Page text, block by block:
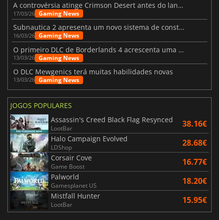
A controvérsia atinge Crimson Desert antes do lançamento
17/03/26 Gaming News
Subnautica 2 apresenta um novo sistema de construção de bases
16/03/26 Gaming News
O primeiro DLC de Borderlands 4 acrescenta uma nova personagem e muito mais
13/03/26 Gaming News
O DLC Mewgenics terá muitas habilidades novas
13/03/26 Gaming News
JOGOS POPULARES
Assassin's Creed Black Flag Resynced
LootBar 38.16€
Halo Campaign Evolved
LDShop 28.68€
Corsair Cove
Game Boost 16.77€
Palworld
Gamesplanet US 18.20€
Mistfall Hunter
LootBar 15.95€